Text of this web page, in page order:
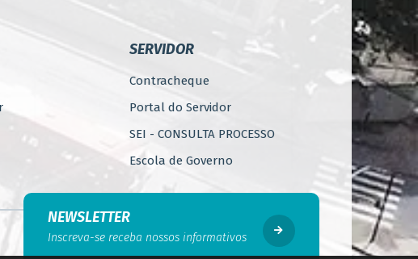
SERVIDOR
Contracheque
Portal do Servidor
SEI - CONSULTA PROCESSO
Escola de Governo
WebMail
Código de Ética do Servidor
Público
Perícia Médica
NEWSLETTER
Inscreva-se receba nossos informativos